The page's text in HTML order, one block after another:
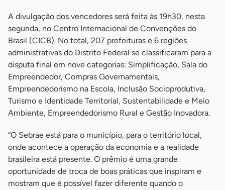
A divulgação dos vencedores será feita às 19h30, nesta
segunda, no Centro Internacional de Convenções do
Brasil (CICB). No total, 207 prefeituras e 6 regiões
administrativas do Distrito Federal se classificaram para a
disputa final em nove categorias: Simplificação, Sala do
Empreendedor, Compras Governamentais,
Empreendedorismo na Escola, Inclusão Socioprodutiva,
Turismo e Identidade Territorial, Sustentabilidade e Meio
Ambiente, Empreendedorismo Rural e Gestão Inovadora.
“O Sebrae está para o município, para o território local,
onde acontece a operação da economia e a realidade
brasileira está presente. O prêmio é uma grande
oportunidade de troca de boas práticas que inspiram e
mostram que é possível fazer diferente quando o